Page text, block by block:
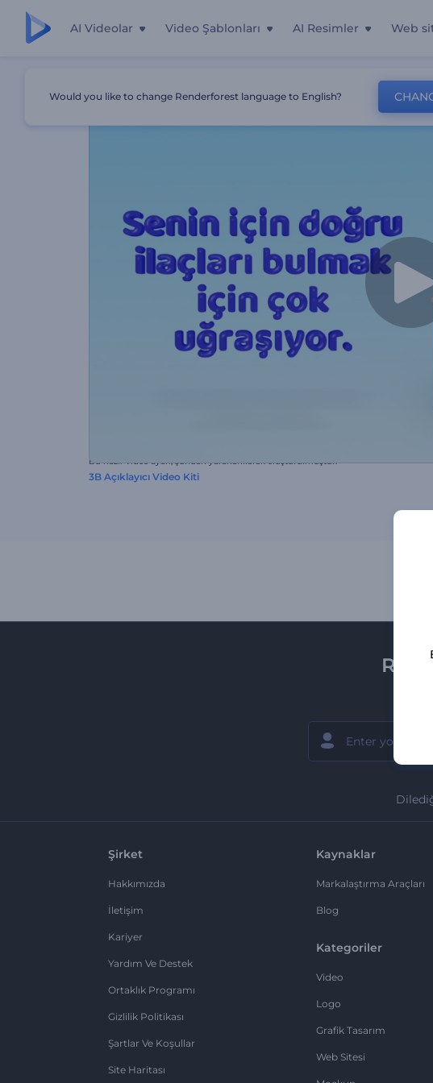
AI Videolar Video Şablonları AI Resimler Web
Bu hazır video ayarı, şundan yararlanılarak oluşturulmuştur:
3B Açıklayıcı Video Kiti
Şirket
Hakkımızda
İletişim
Kariyer
Yardım Ve Destek
Ortaklık Programı
Gizlilik Politikası
Şartlar Ve Koşullar
Site Haritası
Kaynaklar
Markalaştırma Araçları
Blog
Kategoriler
Video
Logo
Grafik Tasarım
Web Sitesi
Would you like to change Renderforest language to English?